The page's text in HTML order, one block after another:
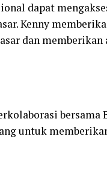
dapat
Kenny
dan memberikan
bersama
untuk